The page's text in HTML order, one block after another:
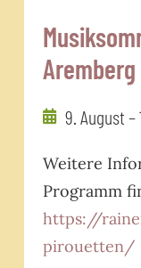
Aremberg
9. August –
Weitere
Programm
https://
pirouetten/